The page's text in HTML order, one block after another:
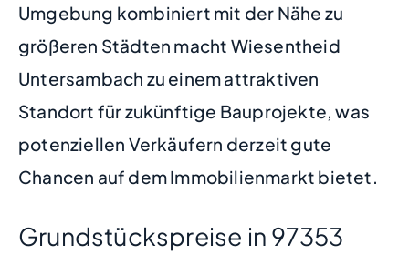
Umgebung kombiniert mit der Nähe zu
größeren Städten macht Wiesentheid
Untersambach zu einem attraktiven
Standort für zukünftige Bauprojekte, was
potenziellen Verkäufern derzeit gute
Chancen auf dem Immobilienmarkt bietet.
Grundstückspreise in 97353